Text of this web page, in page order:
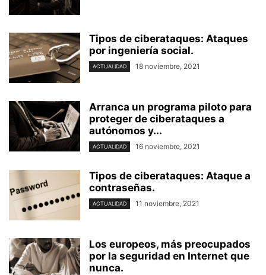
Tipos de ciberataques: Ataques
por ingeniería social.
ACTUALIDAD 18 noviembre, 2021
Arranca un programa piloto para
proteger de ciberataques a
autónomos y...
ACTUALIDAD 16 noviembre, 2021
Tipos de ciberataques: Ataque a
contraseñas.
ACTUALIDAD 11 noviembre, 2021
Los europeos, más preocupados
por la seguridad en Internet que
nunca.